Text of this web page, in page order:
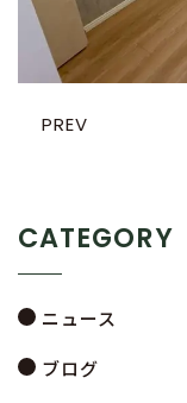
PREV
CATEGORY
ニュース
ブログ